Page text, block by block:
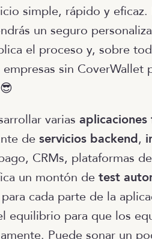
simple, rápido y
un seguro
el proceso y, sobre
sin CoverWallet
varias
de servicios backend,
CRMs, plataformas
un montón de test
cada parte de la
equilibrio para que los
Puede sonar un